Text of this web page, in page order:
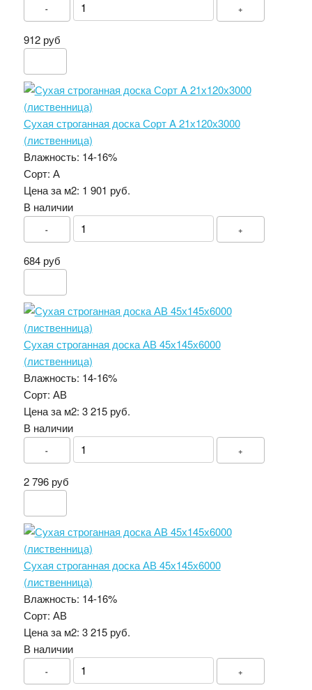
- +
912 руб
Сухая строганная доска Сорт A 21х120х3000
(лиственница)
Влажность: 14-16%
Сорт: А
Цена за м2: 1 901 руб.
В наличии
- +
684 руб
Сухая строганная доска АВ 45х145х6000
(лиственница)
Влажность: 14-16%
Сорт: АВ
Цена за м2: 3 215 руб.
В наличии
- +
2 796 руб
Сухая строганная доска АВ 45х145х6000
(лиственница)
Влажность: 14-16%
Сорт: АВ
Цена за м2: 3 215 руб.
В наличии
- +